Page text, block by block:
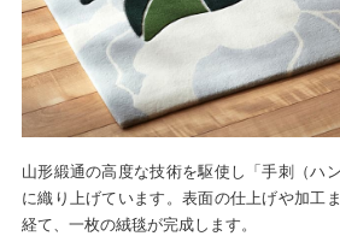
山形緞通の高度な技術を駆使し「手刺（ハ
に織り上げています。表面の仕上げや加工
経て、一枚の絨毯が完成します。